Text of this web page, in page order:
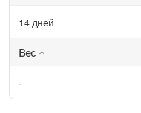
14 дней
Вес
-